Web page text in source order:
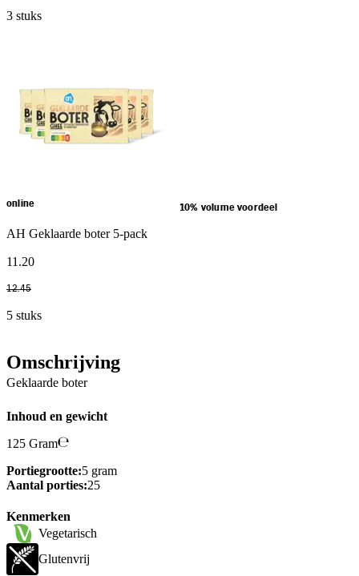
3 stuks
online 10% volume voordeel
AH Geklaarde boter 5-pack
11 .20
12.45
5 stuks
Omschrijving
Geklaarde boter
Inhoud en gewicht
125 Gram
Portiegrootte:5 gram
Aantal porties:25
Kenmerken
Vegetarisch
Glutenvrij